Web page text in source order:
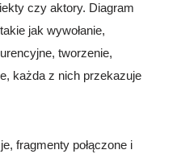
czy aktory. Diagram
jak wywołanie,
tworzenie,
każda z nich przekazuje
fragmenty połączone i